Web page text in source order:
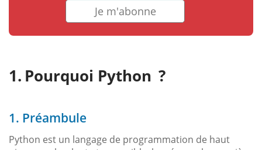
Je m'abonne
Pourquoi Python ?
1. Préambule
Python est un langage de programmation de haut